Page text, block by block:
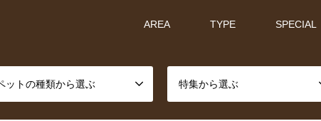
AREA TYPE SPECIAL
ットの種類から選ぶ 特集から選ぶ